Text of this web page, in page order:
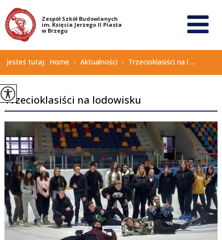
Jesteś tutaj: Home > Aktualności > Trzecioklasiści na l ...
Trzecioklasiści na lodowisku